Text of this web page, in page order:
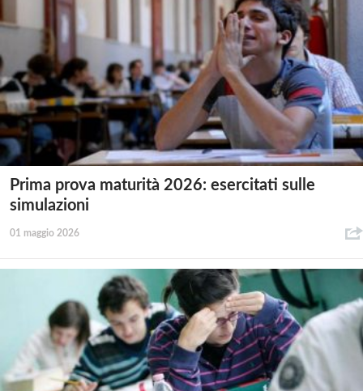
Prima prova maturità 2026: esercitati sulle
simulazioni
01 maggio 2026